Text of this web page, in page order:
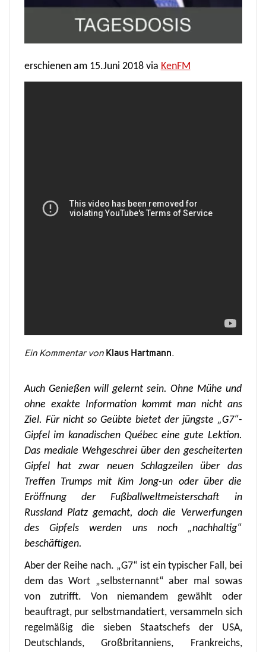
erschienen am 15.Juni 2018via KenFM
Ein Kommentar vonKlaus Hartmann.
Auch Genießen will gelernt sein. Ohne Mühe und
ohne exakte Information kommt man nicht ans
Ziel. Für nicht so Geübte bietet der jüngste „G7“-
Gipfel im kanadischen Québec eine gute Lektion.
Das mediale Wehgeschrei über den gescheiterten
Gipfel hat zwar neuen Schlagzeilen über das
Treffen Trumps mit Kim Jong-un oder über die
Eröffnung der Fußballweltmeisterschaft in
Russland Platz gemacht, doch die Verwerfungen
des Gipfels werden uns noch „nachhaltig“
beschäftigen.
Aber der Reihe nach. „G7“ ist ein typischer Fall, bei
dem das Wort „selbsternannt“ aber mal sowas
von zutrifft. Von niemandem gewählt oder
beauftragt, pur selbstmandatiert, versammeln sich
regelmäßig die sieben Staatschefs der USA,
Deutschlands, Großbritanniens, Frankreichs,